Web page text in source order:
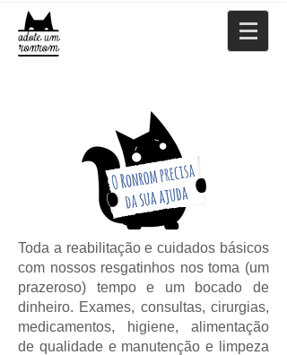
Toda a reabilitação e cuidados básicos
com nossos resgatinhos nos toma (um
prazeroso) tempo e um bocado de
dinheiro. Exames, consultas, cirurgias,
medicamentos, higiene, alimentação
de qualidade e manutenção e limpeza